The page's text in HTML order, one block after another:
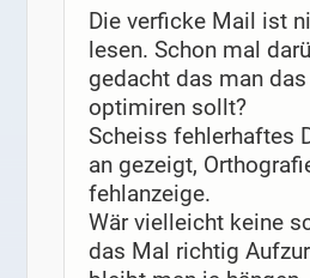
Die verficke Mail ist
lesen. Schon mal
gedacht das man
optimiren sollt?
Scheiss fehlerhaftes
an gezeigt,
fehlanzeige.
Wär vielleicht keine
das Mal richtig